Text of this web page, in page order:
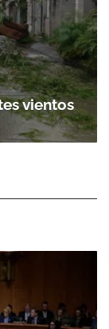
vientos